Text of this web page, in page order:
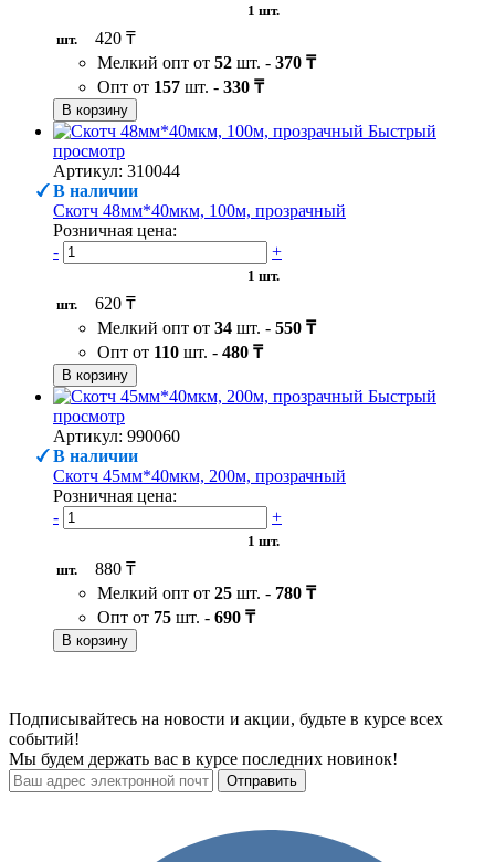
1 шт.
шт.
420 ₸
Мелкий опт от 52 шт. - 370 ₸
Опт от 157 шт. - 330 ₸
В корзину
Быстрый
просмотр
Артикул: 310044
В наличии
Скотч 48мм*40мкм, 100м, прозрачный
Розничная цена:
-
+
1 шт.
шт.
620 ₸
Мелкий опт от 34 шт. - 550 ₸
Опт от 110 шт. - 480 ₸
В корзину
Быстрый
просмотр
Артикул: 990060
В наличии
Скотч 45мм*40мкм, 200м, прозрачный
Розничная цена:
-
+
1 шт.
шт.
880 ₸
Мелкий опт от 25 шт. - 780 ₸
Опт от 75 шт. - 690 ₸
В корзину
Подписывайтесь на новости и акции, будьте в курсе всех
событий!
Мы будем держать вас в курсе последних новинок!